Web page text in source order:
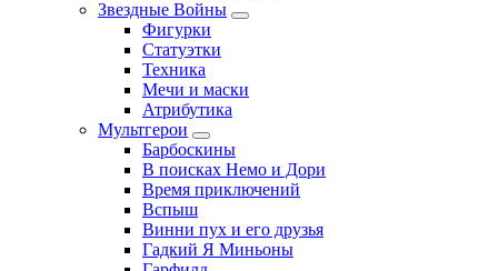
Звездные Войны
Фигурки
Статуэтки
Техника
Мечи и маски
Атрибутика
Мультгерои
Барбоскины
В поисках Немо и Дори
Время приключений
Вспыш
Винни пух и его друзья
Гадкий Я Миньоны